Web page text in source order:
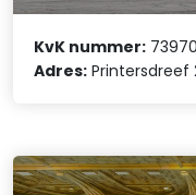
KvK nummer:
Adres: Printersdreef